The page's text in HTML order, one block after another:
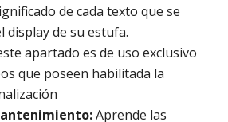
de cada texto que se
display de su estufa.
apartado es de uso exclusivo
que poseen habilitada la
Aprende las